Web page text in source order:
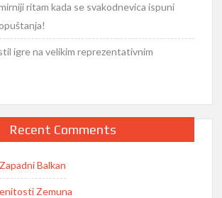
ritam kada se svakodnevica ispuni
igre na velikim reprezentativnim
Recent Comments
Zapadni Balkan
Zemuna